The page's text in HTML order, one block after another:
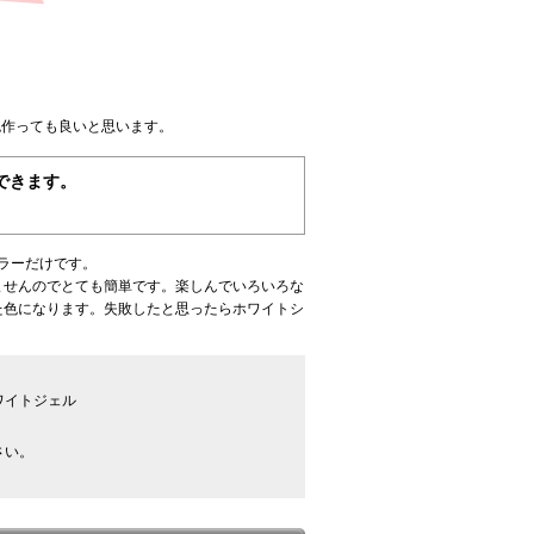
っても良いと思います。
ます。
だけです。
んのでとても簡単です。楽しんでいろいろな
になります。失敗したと思ったらホワイトシ
トジェル
。